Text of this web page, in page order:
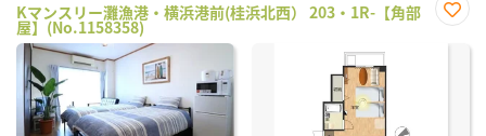
Kマンスリー灘漁港・横浜港前(桂浜北西） 203・1R-【角部
屋】(No.1158358)
に入